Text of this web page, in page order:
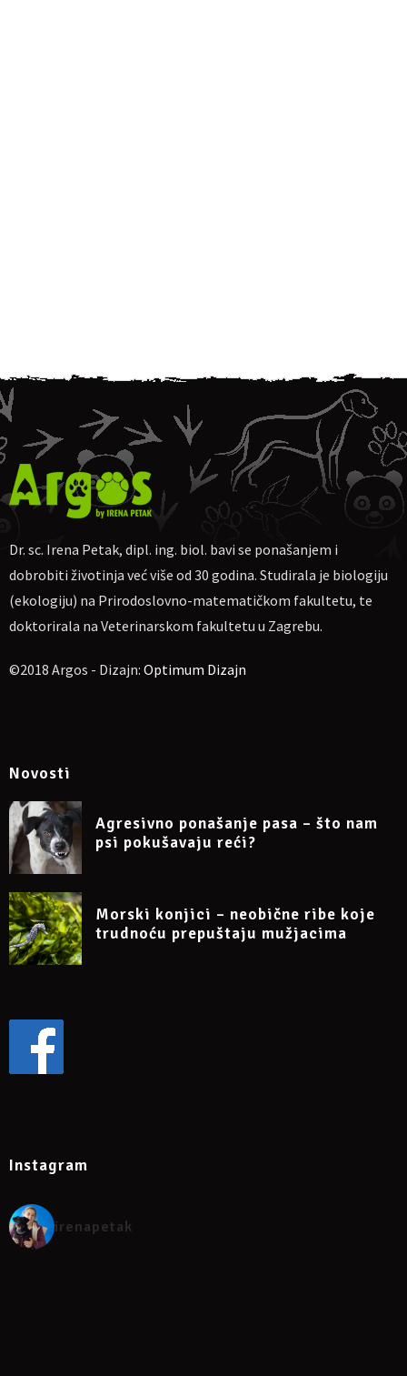
Dr. sc. Irena Petak, dipl. ing. biol. bavi se ponašanjem i
dobrobiti životinja već više od 30 godina. Studirala je biologiju
(ekologiju) na Prirodoslovno-matematičkom fakultetu, te
doktorirala na Veterinarskom fakultetu u Zagrebu.
©2018 Argos - Dizajn: Optimum Dizajn
Novosti
Agresivno ponašanje pasa – što nam
psi pokušavaju reći?
Morski konjici – neobične ribe koje
trudnoću prepuštaju mužjacima
Instagram
irenapetak